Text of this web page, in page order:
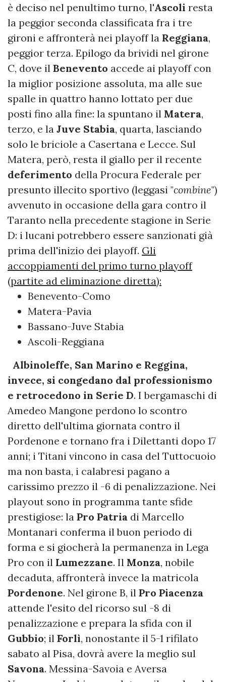
è deciso nel penultimo turno, l'Ascoli resta
la peggior seconda classificata fra i tre
gironi e affronterà nei playoff la Reggiana,
peggior terza. Epilogo da brividi nel girone
C, dove il Benevento accede ai playoff con
la miglior posizione assoluta, ma alle sue
spalle in quattro hanno lottato per due
posti fino alla fine: la spuntano il Matera,
terzo, e la Juve Stabia, quarta, lasciando
solo le briciole a Casertana e Lecce. Sul
Matera, però, resta il giallo per il recente
deferimento della Procura Federale per
presunto illecito sportivo (leggasi "combine")
avvenuto in occasione della gara contro il
Taranto nella precedente stagione in Serie
D: i lucani potrebbero essere sanzionati già
prima dell'inizio dei playoff. Gli
accoppiamenti del primo turno playoff
(partite ad eliminazione diretta):
Benevento-Como
Matera-Pavia
Bassano-Juve Stabia
Ascoli-Reggiana
Albinoleffe, San Marino e Reggina,
invece, si congedano dal professionismo
e retrocedono in Serie D. I bergamaschi di
Amedeo Mangone perdono lo scontro
diretto dell'ultima giornata contro il
Pordenone e tornano fra i Dilettanti dopo 17
anni; i Titani vincono in casa del Tuttocuoio
ma non basta, i calabresi pagano a
carissimo prezzo il -6 di penalizzazione. Nei
playout sono in programma tante sfide
prestigiose: la Pro Patria di Marcello
Montanari conferma il buon periodo di
forma e si giocherà la permanenza in Lega
Pro con il Lumezzane. Il Monza, nobile
decaduta, affronterà invece la matricola
Pordenone. Nel girone B, il Pro Piacenza
attende l'esito del ricorso sul -8 di
penalizzazione e prepara la sfida con il
Gubbio; il Forlì, nonostante il 5-1 rifilato
sabato al Pisa, dovrà avere la meglio sul
Savona. Messina-Savoia e Aversa